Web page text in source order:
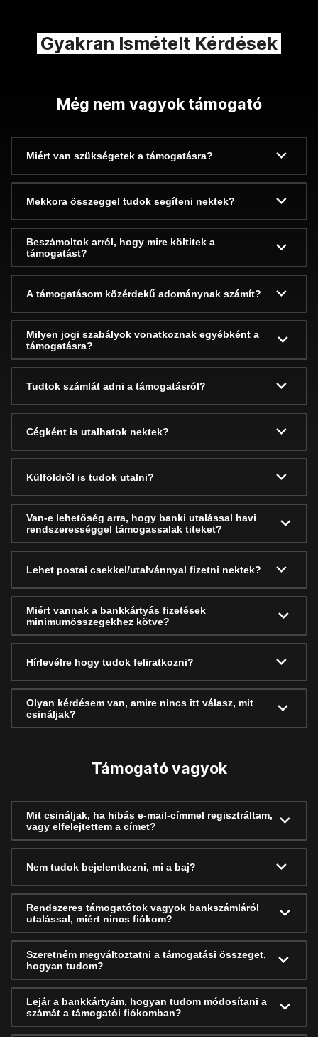
Gyakran Ismételt Kérdések
Még nem vagyok támogató
Miért van szükségetek a támogatásra?
Mekkora összeggel tudok segíteni nektek?
Beszámoltok arról, hogy mire költitek a
támogatást?
A támogatásom közérdekű adománynak számít?
Milyen jogi szabályok vonatkoznak egyébként a
támogatásra?
Tudtok számlát adni a támogatásról?
Cégként is utalhatok nektek?
Külföldről is tudok utalni?
Van-e lehetőség arra, hogy banki utalással havi
rendszerességgel támogassalak titeket?
Lehet postai csekkel/utalvánnyal fizetni nektek?
Miért vannak a bankkártyás fizetések
minimumösszegekhez kötve?
Hírlevélre hogy tudok feliratkozni?
Olyan kérdésem van, amire nincs itt válasz, mit
csináljak?
Támogató vagyok
Mit csináljak, ha hibás e-mail-címmel regisztráltam,
vagy elfelejtettem a címet?
Nem tudok bejelentkezni, mi a baj?
Rendszeres támogatótok vagyok bankszámláról
utalással, miért nincs fiókom?
Szeretném megváltoztatni a támogatási összeget,
hogyan tudom?
Lejár a bankkártyám, hogyan tudom módosítani a
számát a támogatói fiókomban?